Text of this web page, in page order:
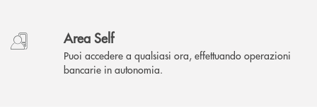
Area Self
Puoi accedere a qualsiasi ora, effettuando operazioni
bancarie in autonomia.